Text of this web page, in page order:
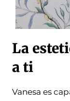
La
a ti
Vanesa es